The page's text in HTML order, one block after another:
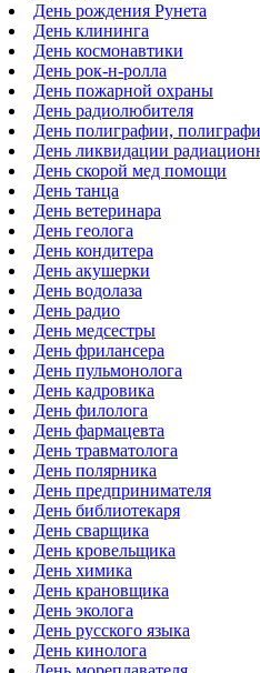
День рождения Рунета
День клининга
День космонавтики
День рок-н-ролла
День пожарной охраны
День радиолюбителя
День полиграфии,
День ликвидации
День скорой мед помощи
День танца
День ветеринара
День геолога
День кондитера
День акушерки
День водолаза
День радио
День медсестры
День фрилансера
День пульмонолога
День кадровика
День филолога
День фармацевта
День травматолога
День полярника
День предпринимателя
День библиотекаря
День сварщика
День кровельщика
День химика
День крановщика
День эколога
День русского языка
День кинолога